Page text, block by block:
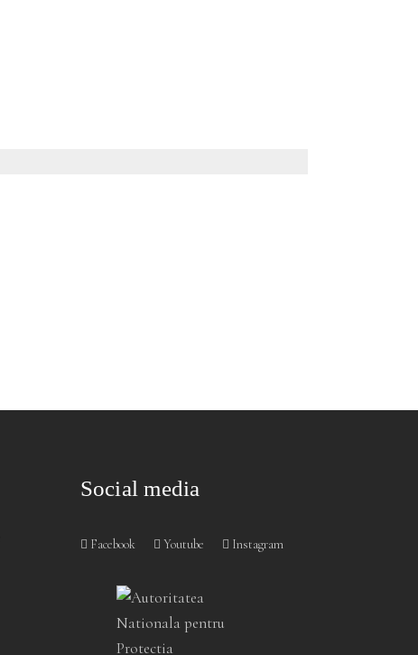
Social media
Facebook Youtube Instagram